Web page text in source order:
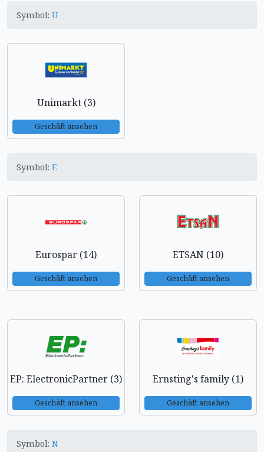
Symbol: U
Unimarkt (3)
Geschäft ansehen
Symbol: E
Eurospar (14)
Geschäft ansehen
ETSAN (10)
Geschäft ansehen
EP: ElectronicPartner (3)
Geschäft ansehen
Ernsting's family (1)
Geschäft ansehen
Symbol: N